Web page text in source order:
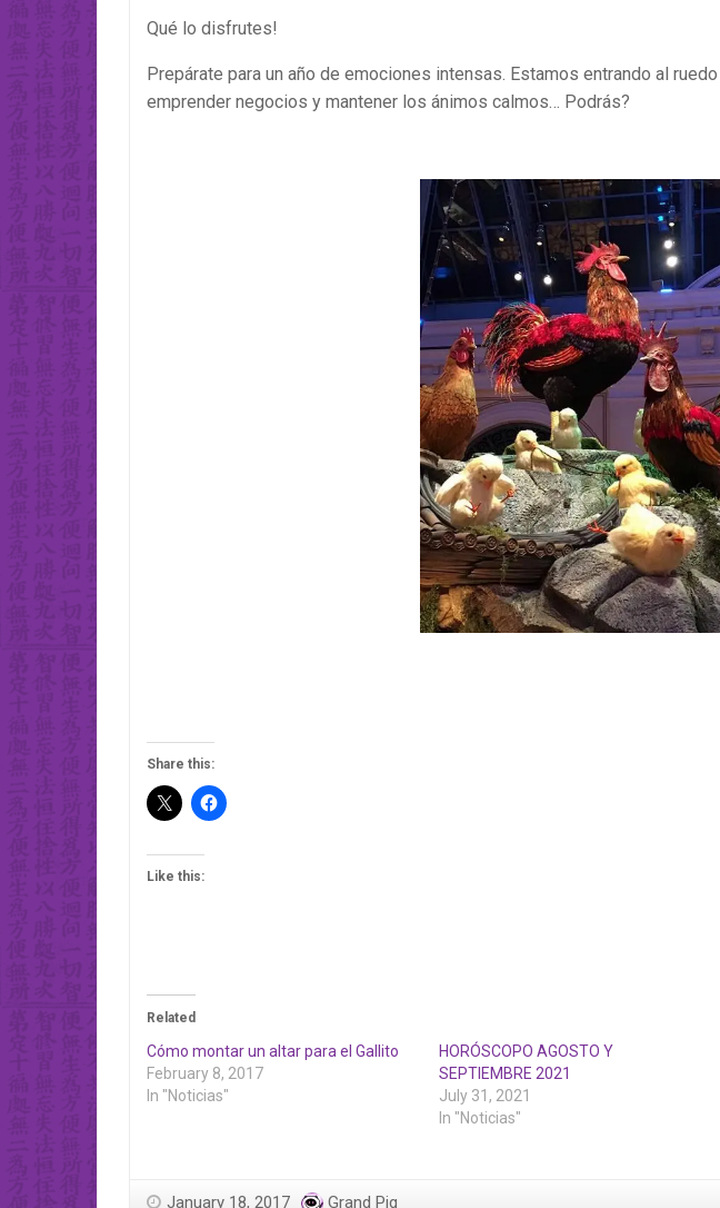
Qué lo disfrutes!
Prepárate para un año de emociones intensas. Estamos entrando al
emprender negocios y mantener los ánimos calmos… Podrás?
Share this:
Like this:
Related
Cómo montar un altar para el Gallito
February 8, 2017
In "Noticias"
HORÓSCOPO AGOSTO Y
SEPTIEMBRE 2021
July 31, 2021
In "Noticias"
January 18, 2017 Grand Pig